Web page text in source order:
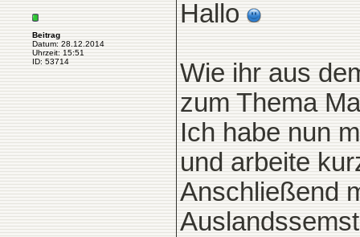
Beitrag
Datum: 28.12.2014
Uhrzeit: 15:51
ID: 53714
Hallo
Wie ihr aus
zum Thema
Ich habe nun
und arbeite
Anschließend